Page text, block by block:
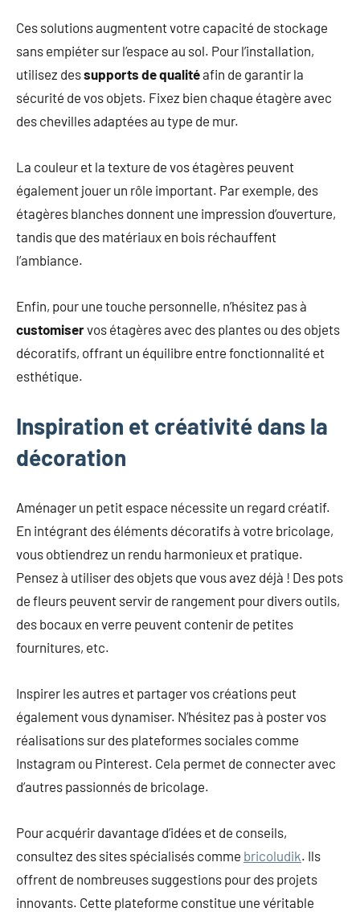
Ces solutions augmentent votre capacité de stockage
sans empiéter sur l’espace au sol. Pour l’installation,
utilisez dessupports de qualitéafin de garantir la
sécurité de vos objets. Fixez bien chaque étagère avec
des chevilles adaptées au type de mur.
La couleur et la texture de vos étagères peuvent
également jouer un rôle important. Par exemple, des
étagères blanches donnent une impression d’ouverture,
tandis que des matériaux en bois réchauffent
l’ambiance.
Enfin, pour une touche personnelle, n’hésitez pas à
customiservos étagères avec des plantes ou des objets
décoratifs, offrant un équilibre entre fonctionnalité et
esthétique.
Inspiration et créativité dans la
décoration
Aménager un petit espace nécessite un regard créatif.
En intégrant des éléments décoratifs à votre bricolage,
vous obtiendrez un rendu harmonieux et pratique.
Pensez à utiliser des objets que vous avez déjà ! Des pots
de fleurs peuvent servir de rangement pour divers outils,
des bocaux en verre peuvent contenir de petites
fournitures, etc.
Inspirer les autres et partager vos créations peut
également vous dynamiser. N’hésitez pas à poster vos
réalisations sur des plateformes sociales comme
Instagram ou Pinterest. Cela permet de connecter avec
d’autres passionnés de bricolage.
Pour acquérir davantage d’idées et de conseils,
consultez des sites spécialisés comme bricoludik. Ils
offrent de nombreuses suggestions pour des projets
innovants. Cette plateforme constitue une véritable